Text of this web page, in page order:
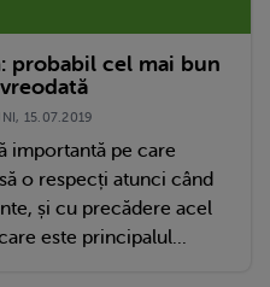
probabil cel mai bun
15.07.2019
importantă pe care
o respecți atunci când
și cu precădere acel
este principalul...